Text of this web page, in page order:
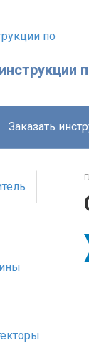
Заказать